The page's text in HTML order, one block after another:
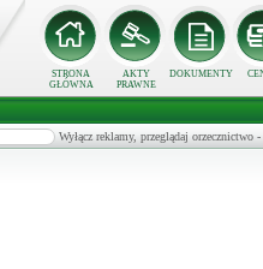
STRONA
GŁÓWNA
AKTY
PRAWNE
DOKUMENTY
Wyłącz reklamy, przeglądaj